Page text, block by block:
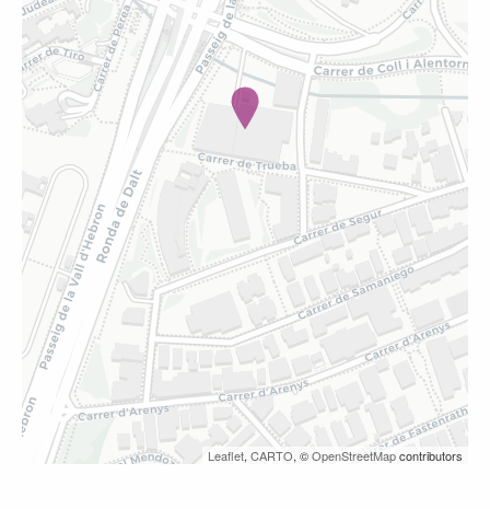
Leaflet, CARTO, ©OpenStreetMapcontributors